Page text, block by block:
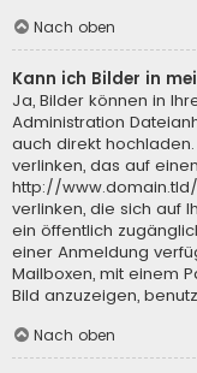
Nach oben
Kann ich Bilder in
Ja, Bilder können in
Administration
auch direkt
verlinken, das auf
http://
verlinken, die sich auf
ein öffentlich
einer Anmeldung
Mailboxen, mit einem
Bild anzuzeigen,
Nach oben